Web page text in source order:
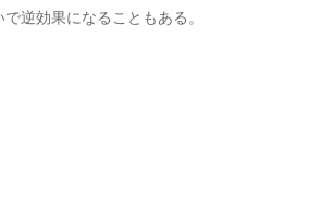
逆効果になることもある。